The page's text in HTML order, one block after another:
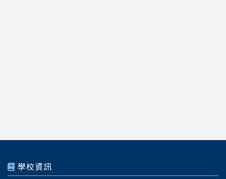
學校資訊